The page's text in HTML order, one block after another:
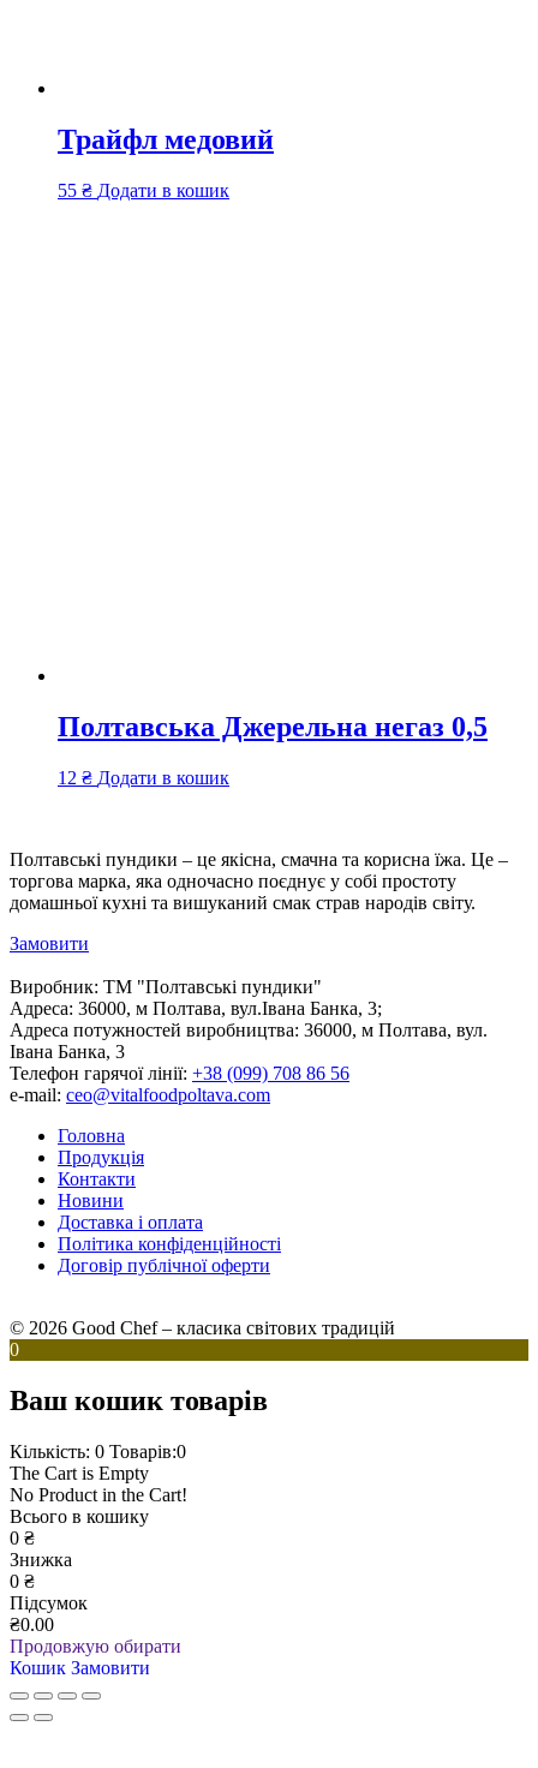
Трайфл медовий
55 ₴ Додати в кошик
Полтавська Джерельна негаз 0,5
12 ₴ Додати в кошик
Полтавські пундики – це якісна, смачна та корисна їжа. Це –
торгова марка, яка одночасно поєднує у собі простоту
домашньої кухні та вишуканий смак страв народів світу.
Замовити
Виробник: ТМ "Полтавські пундики"
Адреса: 36000, м Полтава, вул.Івана Банка, 3;
Адреса потужностей виробництва: 36000, м Полтава, вул.
Івана Банка, 3
Телефон гарячої лінії: +38 (099) 708 86 56
e-mail: ceo@vitalfoodpoltava.com
Головна
Продукція
Контакти
Новини
Доставка і оплата
Політика конфіденційності
Договір публічної оферти
© 2026 Good Chef – класика світових традицій
0
Ваш кошик товарів
Кількість: 0 Товарів:0
The Cart is Empty
No Product in the Cart!
Всього в кошику
0 ₴
Знижка
0 ₴
Підсумок
₴0.00
Продовжую обирати
Кошик Замовити